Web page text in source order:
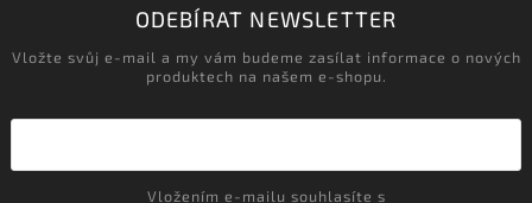
ODEBÍRAT NEWSLETTER
Vložte svůj e-mail a my vám budeme zasílat informace o nových
produktech na našem e-shopu.